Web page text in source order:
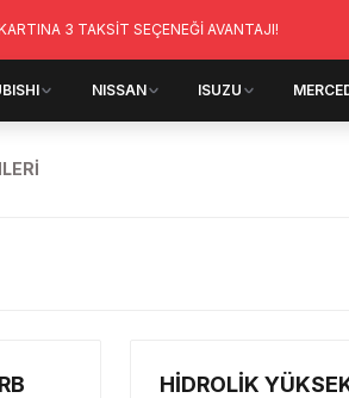
3 TAKSİT SEÇENEĞİ AVANTAJI!
NISSAN ISUZU
HİDROLİK